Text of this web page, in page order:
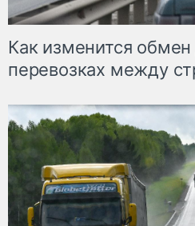
Как изменится
перевозках между